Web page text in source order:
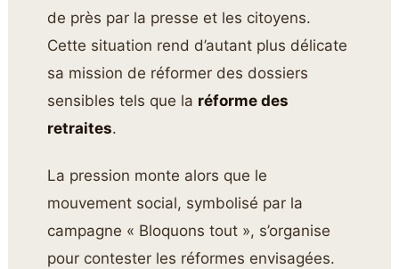
de près par la presse et les citoyens.
Cette situation rend d’autant plus délicate
sa mission de réformer des dossiers
sensibles tels que la réforme des
retraites.
La pression monte alors que le
mouvement social, symbolisé par la
campagne « Bloquons tout », s’organise
pour contester les réformes envisagées.